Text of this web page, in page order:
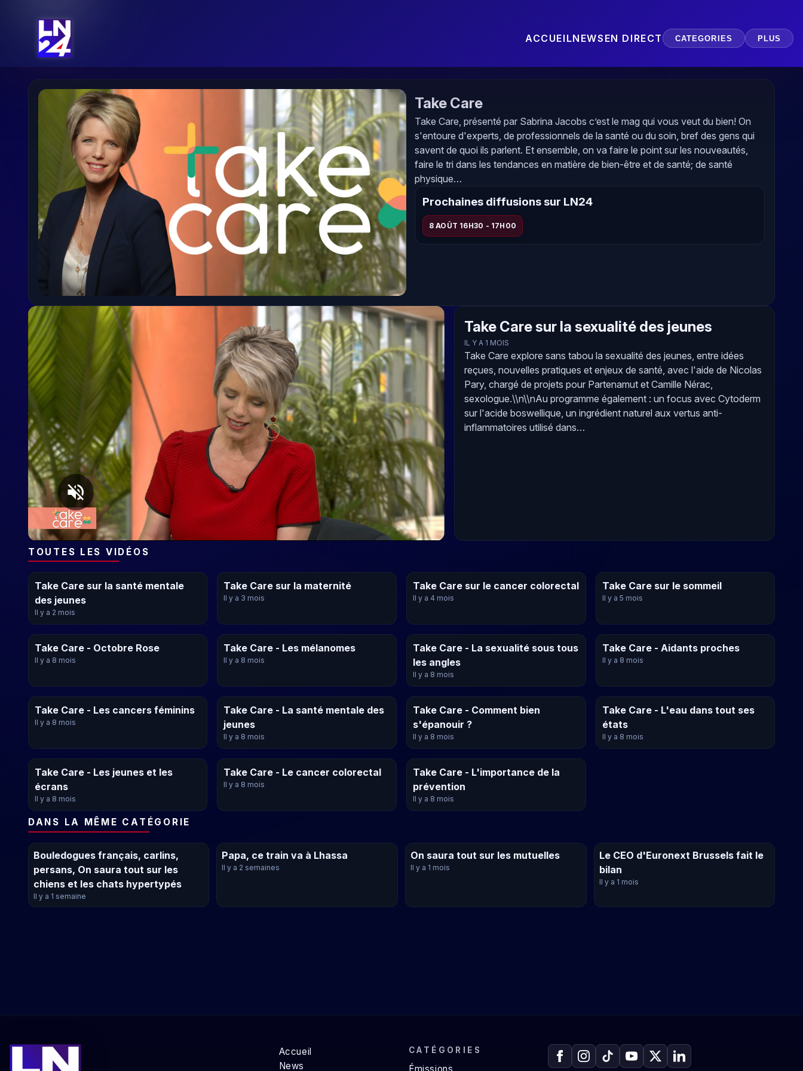
ACCUEILNEWS EN DIRECT CATEGORIES PLUS
Take Care
Take Care, présenté par Sabrina Jacobs c’est le mag qui vous veut du bien! On
s'entoure d'experts, de professionnels de la santé ou du soin, bref des gens qui
savent de quoi ils parlent. Et ensemble, on va faire le point sur les nouveautés,
faire le tri dans les tendances en matière de bien-être et de santé; de santé
physique…
Prochaines diffusions sur LN24
8 AOÛT 16H30 - 17H00
Take Care sur la sexualité des jeunes
IL Y A 1 MOIS
Take Care explore sans tabou la sexualité des jeunes, entre idées
reçues, nouvelles pratiques et enjeux de santé, avec l'aide de Nicolas
Pary, chargé de projets pour Partenamut et Camille Nérac,
sexologue.\\n\\nAu programme également : un focus avec Cytoderm
sur l'acide boswellique, un ingrédient naturel aux vertus anti-
inflammatoires utilisé dans…
TOUTES LES VIDÉOS
Take Care sur la santé mentale
des jeunes
Il y a 2 mois
Take Care sur la maternité
Il y a 3 mois
Take Care sur le cancer colorectal
Il y a 4 mois
Take Care sur le sommeil
Il y a 5 mois
Take Care - Octobre Rose
Il y a 8 mois
Take Care - Les mélanomes
Il y a 8 mois
Take Care - La sexualité sous tous
les angles
Il y a 8 mois
Take Care - Aidants proches
Il y a 8 mois
Take Care - Les cancers féminins
Il y a 8 mois
Take Care - La santé mentale des
jeunes
Il y a 8 mois
Take Care - Comment bien
s'épanouir ?
Il y a 8 mois
Take Care - L'eau dans tout ses
états
Il y a 8 mois
Take Care - Les jeunes et les
écrans
Il y a 8 mois
Take Care - Le cancer colorectal
Il y a 8 mois
Take Care - L'importance de la
prévention
Il y a 8 mois
DANS LA MÊME CATÉGORIE
Bouledogues français, carlins,
persans, On saura tout sur les
chiens et les chats hypertypés
Il y a 1 semaine
Papa, ce train va à Lhassa
Il y a 2 semaines
On saura tout sur les mutuelles
Il y a 1 mois
Le CEO d'Euronext Brussels fait le
bilan
Il y a 1 mois
Accueil
News
CATÉGORIES